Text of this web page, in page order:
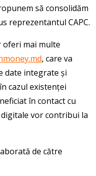
să consolidăm
reprezentantul CAPC.
mai multe
, care va
date integrate și
cazul existenței
în contact cu
vor contribui la
de către